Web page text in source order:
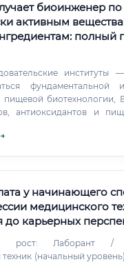
биоинженер по
активным
полный
институты
фундаментальной
антиоксидантов и
среде.
у начинающего
медицинского
до карьерных
/ медицинский
(начальный уровень) Медицинский